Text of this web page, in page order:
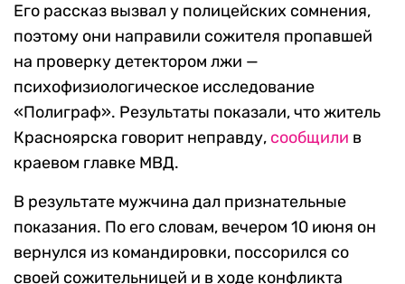
Его рассказ вызвал у полицейских сомнения,
поэтому они направили сожителя пропавшей
на проверку детектором лжи —
психофизиологическое исследование
«Полиграф». Результаты показали, что житель
Красноярска говорит неправду, сообщили в
краевом главке МВД.
В результате мужчина дал признательные
показания. По его словам, вечером 10 июня он
вернулся из командировки, поссорился со
своей сожительницей и в ходе конфликта